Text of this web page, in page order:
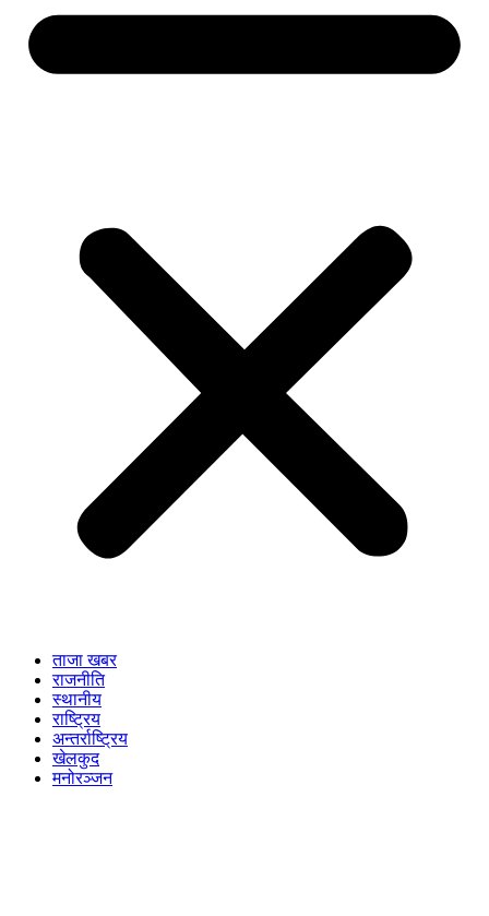
ताजा खबर
राजनीति
स्थानीय
राष्ट्रिय
अन्तर्राष्ट्रिय
खेलकुद
मनोरञ्जन